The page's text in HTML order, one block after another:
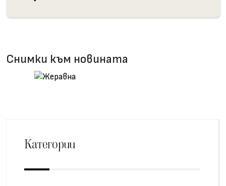
Снимки към новината
Категории